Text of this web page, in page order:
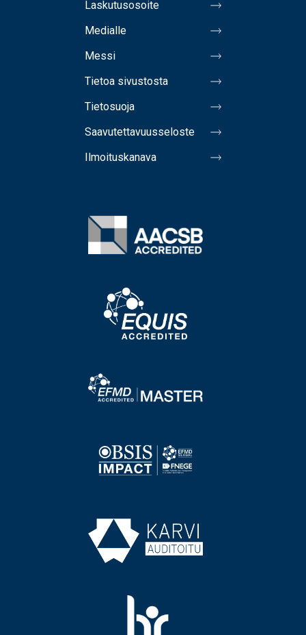
Laskutusosoite
Medialle
Messi
Tietoa sivustosta
Tietosuoja
Saavutettavuusseloste
Ilmoituskanava
Image
Image
Image
Image
Image
Image